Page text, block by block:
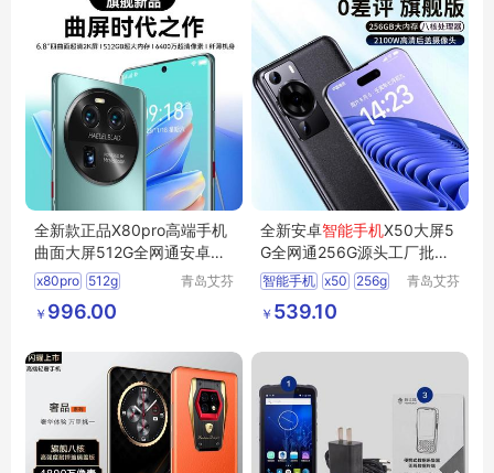
全新款正品X80pro高端手机
曲面大屏512G全网通安卓智
能手机批代发
x80pro 512g
智能手机
青岛艾芬
￥ 996.00
全新安卓智能手机X50大屏5
G全网通256G源头工厂批发
热销款触屏
智能手机 x50 256g
青岛艾芬
￥ 539.10